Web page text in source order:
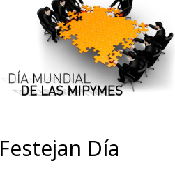
Festejan Día